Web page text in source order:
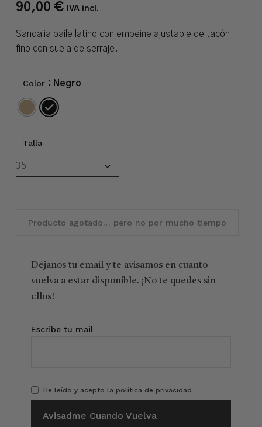
90,00 € IVA incl.
Sandalia baile latino con empeine ajustable de tacón
fino con suela de serraje.
Color : Negro
Talla
Producto agotado… pero no por mucho tiempo
Déjanos tu email y te avisamos en cuanto
vuelva a estar disponible. ¡No te quedes sin
ellos!
Escribe tu mail
He leído y acepto la política de privacidad
Avisadme Cuando Vuelva